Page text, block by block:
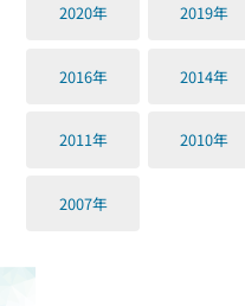
2020年 2019年
2016年 2014年
2011年 2010年
2007年